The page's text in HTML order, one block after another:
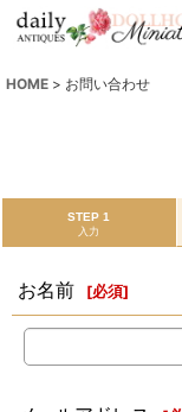
HOME > お問い合わせ
STEP 1
入力
お名前 [必須]